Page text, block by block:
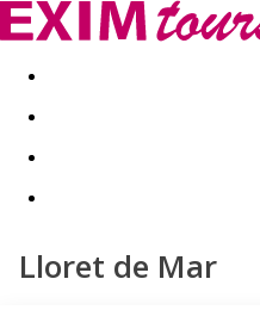
Akční nabídky Last minute
Lloret de Mar